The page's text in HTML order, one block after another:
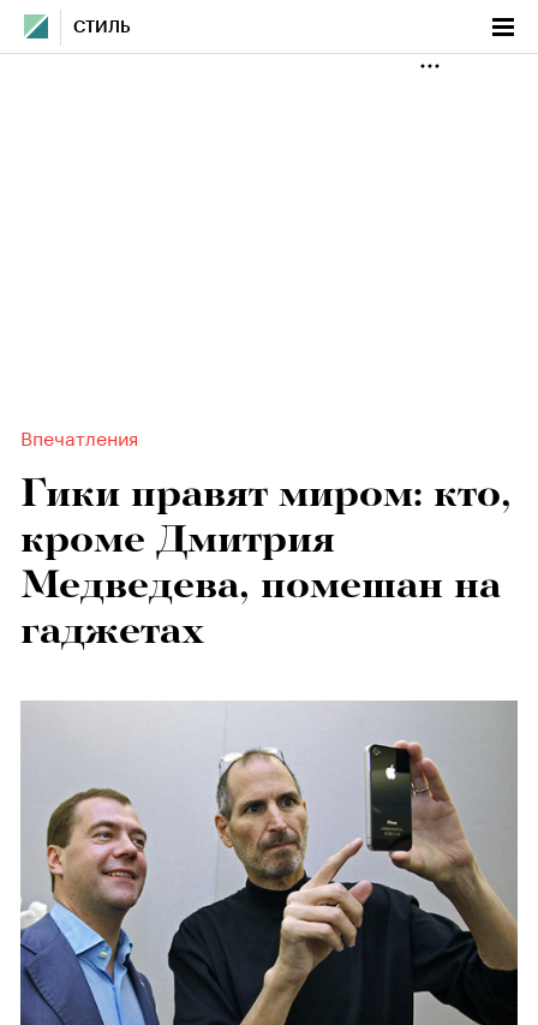
СТИЛЬ
Впечатления
Гики правят миром: кто,
кроме Дмитрия
Медведева, помешан на
гаджетах